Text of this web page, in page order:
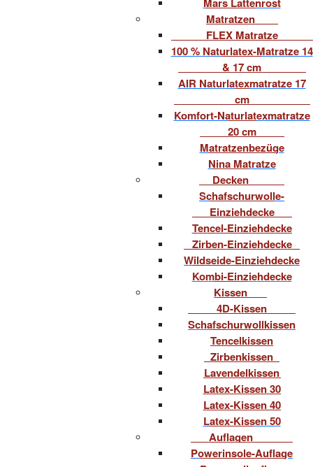
Matratzen
FLEX Matratze
100 % Naturlatex-Matratze 14
& 17 cm
AIR Naturlatexmatratze 17
cm
Komfort-Naturlatexmatratze
20 cm
Matratzenbezüge
Nina Matratze
Decken
Schafschurwolle-
Einziehdecke
Tencel-Einziehdecke
Zirben-Einziehdecke
Wildseide-Einziehdecke
Kombi-Einziehdecke
Kissen
4D-Kissen
Schafschurwollkissen
Tencelkissen
Zirbenkissen
Lavendelkissen
Latex-Kissen 30
Latex-Kissen 40
Latex-Kissen 50
Auflagen
Powerinsole-Auflage